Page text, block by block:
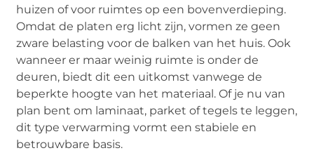
huizen of voor ruimtes op een bovenverdieping.
Omdat de platen erg licht zijn, vormen ze geen
zware belasting voor de balken van het huis. Ook
wanneer er maar weinig ruimte is onder de
deuren, biedt dit een uitkomst vanwege de
beperkte hoogte van het materiaal. Of je nu van
plan bent om laminaat, parket of tegels te leggen,
dit type verwarming vormt een stabiele en
betrouwbare basis.